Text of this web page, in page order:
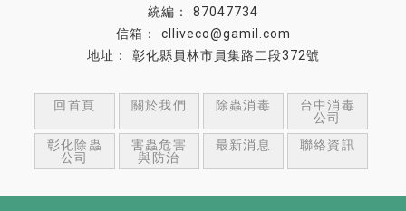
87047734
clliveco@gamil.com
彰化縣員林市員集路二段372號
回首頁 關於我們 除蟲消毒
台中消毒
公司
彰化除蟲
公司
害蟲危害
與防治
最新消息 聯絡資訊